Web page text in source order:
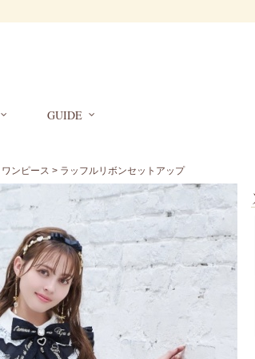
GUIDE
ワンピース > ラッフルリボンセットアップ